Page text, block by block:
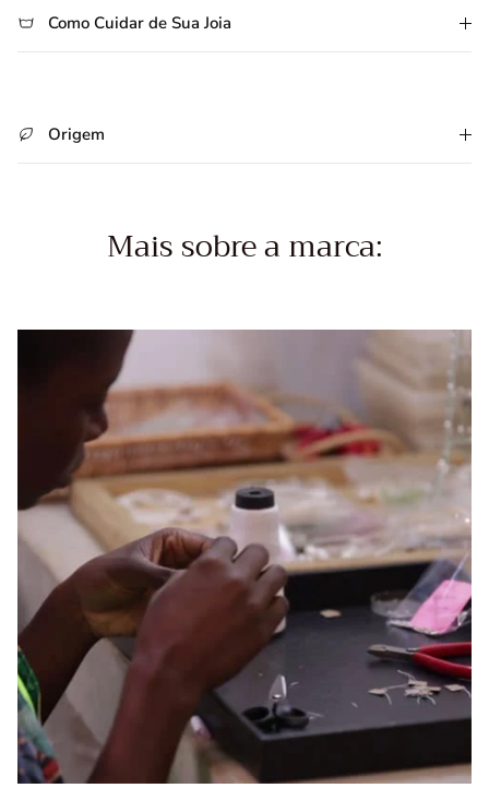
Como Cuidar de Sua Joia
Origem
Mais sobre a marca: